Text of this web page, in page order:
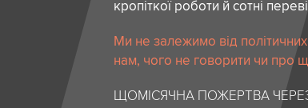
кропіткої роботи й сотні
Ми не залежимо від
нам, чого не говорити чи про
ЩОМІСЯЧНА ПОЖЕРТВА ЧЕРЕЗ